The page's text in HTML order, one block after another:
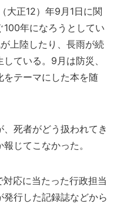
大正12）年9月1日に関
年になろうとしてい
上陸したり、長雨が続
ている。9月は防災、
をテーマにした本を随
死者がどう扱われてき
じてこなかった。
応に当たった行政担当
行した記録誌などから